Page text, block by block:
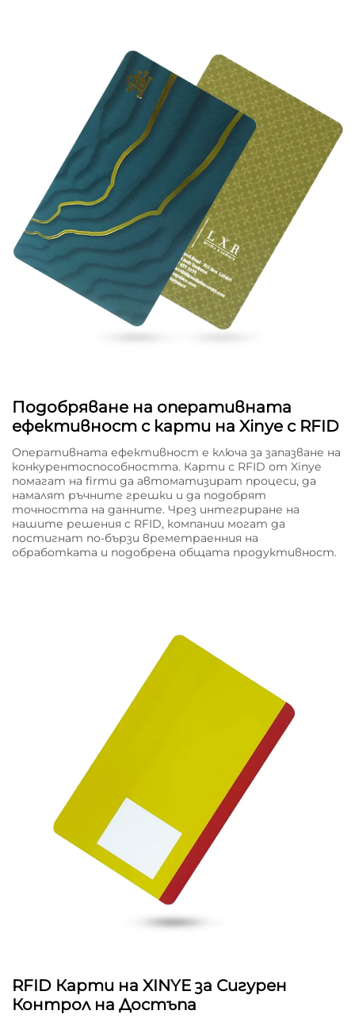
Подобряване на оперативната
ефективност с карти на Xinye с RFID
Оперативната ефективност е ключа за запазване на
конкурентоспособността. Карти с RFID от Xinye
помагат на firmи да автоматизират процеси, да
намалят ръчните грешки и да подобрят
точността на данните. Чрез интегриране на
нашите решения с RFID, компании могат да
постигнат по-бързи времетраенния на
обработката и подобрена общата продуктивност.
RFID Карти на XINYE за Сигурен
Контрол на Достъпа